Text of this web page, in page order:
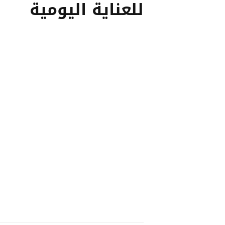
للعناية اليومية